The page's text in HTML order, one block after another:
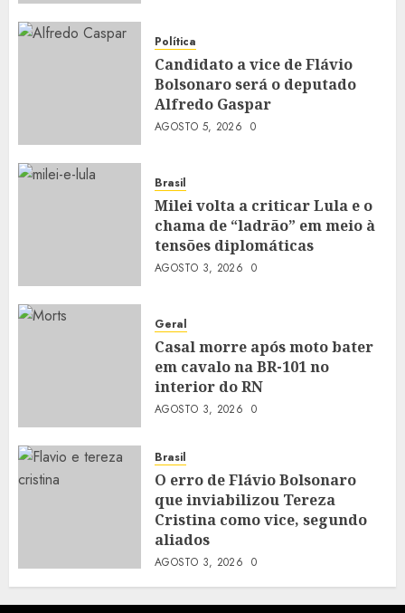
Política
Candidato a vice de Flávio
Bolsonaro será o deputado
Alfredo Gaspar
AGOSTO 5, 2026 0
Brasil
Milei volta a criticar Lula e o
chama de “ladrão” em meio à
tensões diplomáticas
AGOSTO 3, 2026 0
Geral
Casal morre após moto bater
em cavalo na BR-101 no
interior do RN
AGOSTO 3, 2026 0
Brasil
O erro de Flávio Bolsonaro
que inviabilizou Tereza
Cristina como vice, segundo
aliados
AGOSTO 3, 2026 0